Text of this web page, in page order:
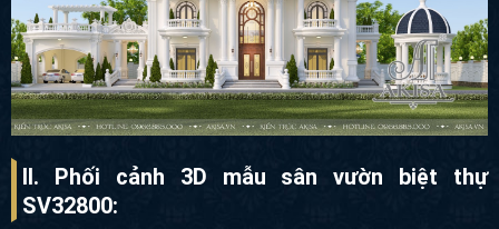
II. Phối cảnh 3D mẫu sân vườn biệt thự
SV32800: